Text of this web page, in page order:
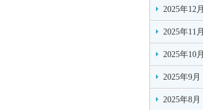
2025年12月
2025年11月
2025年10月
2025年9月
2025年8月